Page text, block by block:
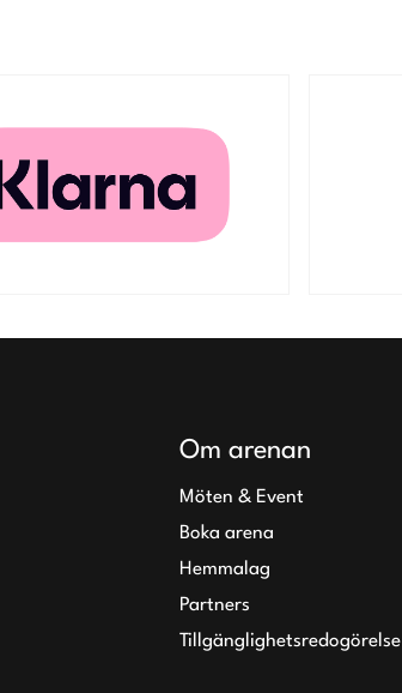
Om arenan
Möten & Event
Boka arena
Hemmalag
Partners
Tillgänglighetsredogörelse